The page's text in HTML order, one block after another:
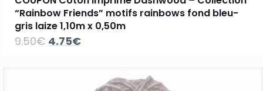
“Rainbow Friends” motifs rainbows fond bleu-
gris laize 1,10m x 0,50m
9.50€ Le
4.75€Le
4.75€.